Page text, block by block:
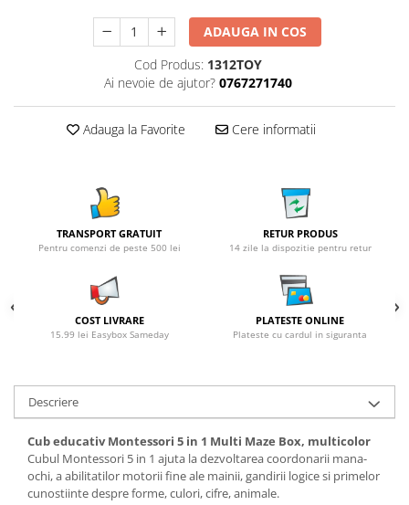
ADAUGA IN COS
Cod Produs: 1312TOY
Ai nevoie de ajutor? 0767271740
Adauga la Favorite Cere informatii
TRANSPORT GRATUIT
Pentru comenzi de peste 500 lei
RETUR PRODUS
14 zile la dispozitie pentru retur
COST LIVRARE
15.99 lei Easybox Sameday
PLATESTE ONLINE
Plateste cu cardul in siguranta
Descriere
Cub educativ Montessori 5 in 1 Multi Maze Box, multicolor
Cubul Montessori 5 in 1 ajuta la dezvoltarea coordonarii mana-
ochi, a abilitatilor motorii fine ale mainii, gandirii logice si primelor
cunostiinte despre forme, culori, cifre, animale.